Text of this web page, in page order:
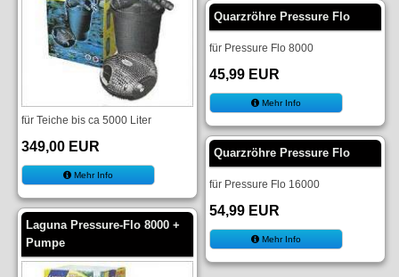
für Teiche bis ca 5000 Liter
349,00 EUR
Mehr Info
Laguna Pressure-Flo 8000 +
Pumpe
Quarzröhre Pressure Flo
für Pressure Flo 8000
45,99 EUR
Mehr Info
Quarzröhre Pressure Flo
für Pressure Flo 16000
54,99 EUR
Mehr Info